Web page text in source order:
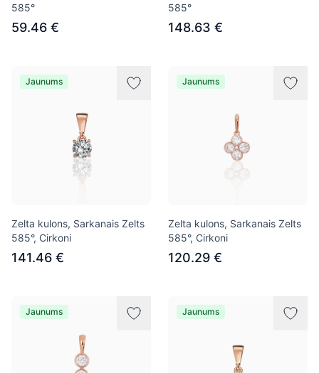
585°
59.46 €
585°
148.63 €
Jaunums
Zelta kulons, Sarkanais Zelts
585°, Cirkoni
141.46 €
Jaunums
Zelta kulons, Sarkanais Zelts
585°, Cirkoni
120.29 €
Jaunums Jaunums